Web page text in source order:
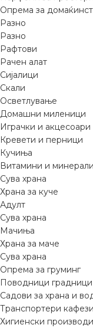
Опрема за
Разно
Разно
Рафтови
Рачен алат
Сијалици
Скали
Осветлување
Домашни миленици
Играчки и акцесоари
Кревети и перници
Кучиња
Витамини и
Сува храна
Храна за куче
Адулт
Сува храна
Мачиња
Храна за маче
Сува храна
Опрема за груминг
Поводници
Садови за храна и
Транспортери
Хигиенски производи